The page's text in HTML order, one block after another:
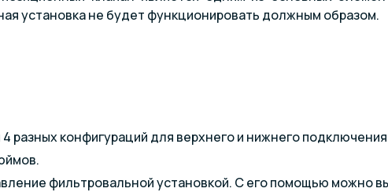
установка не будет функционировать должным образом.
разных конфигураций для верхнего и нижнего
фильтровальной установкой. С его помощью можно